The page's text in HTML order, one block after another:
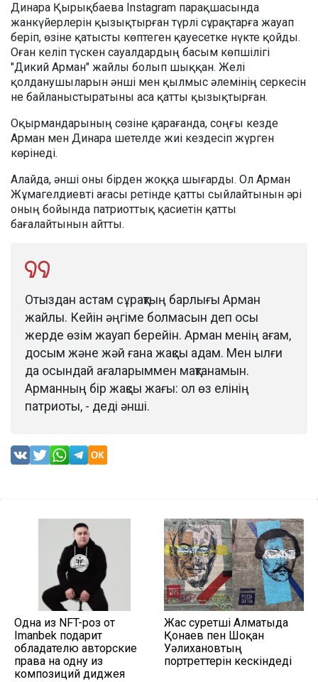
Динара Қырықбаева Instagram парақшасында
жанкүйерлерін қызықтырған түрлі сұрақтарға жауап
беріп, өзіне қатысты көптеген қауесетке нүкте қойды.
Оған келіп түскен сауалдардың басым көпшілігі
"Дикий Арман" жайлы болып шыққан. Желі
қолданушыларын әнші мен қылмыс әлемінің серкесін
не байланыстыратыны аса қатты қызықтырған.
Оқырмандарының сөзіне қарағанда, соңғы кезде
Арман мен Динара шетелде жиі кездесіп жүрген
көрінеді.
Алайда, әнші оны бірден жоққа шығарды. Ол Арман
Жұмагелдиевті ағасы ретінде қатты сыйлайтынын әрі
оның бойында патриоттық қасиетін қатты
бағалайтынын айтты.
Отыздан астам сұрақтың барлығы Арман
жайлы. Кейін әңгіме болмасын деп осы
жерде өзім жауап берейін. Арман менің ағам,
досым және жәй ғана жақсы адам. Мен ылғи
да осындай ағаларыммен мақтанамын.
Арманның бір жақсы жағы: ол өз елінің
патриоты, - деді әнші.
Одна из NFT-роз от
Imanbek подарит
обладателю авторские
права на одну из
композиций диджея
Жас суретші Алматыда
Қонаев пен Шоқан
Уәлихановтың
портреттерін кескіндеді